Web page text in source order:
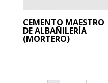
CEMENTO MAESTRO
DE ALBAÑILERÍA
(MORTERO)